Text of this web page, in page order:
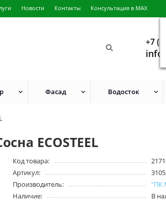
Новости Контакты Консультация в MAX
+7
Фасад Водосток
ECOSTEEL
Код товара:
Артикул:
Производитель:
"ПК
Наличие:
В